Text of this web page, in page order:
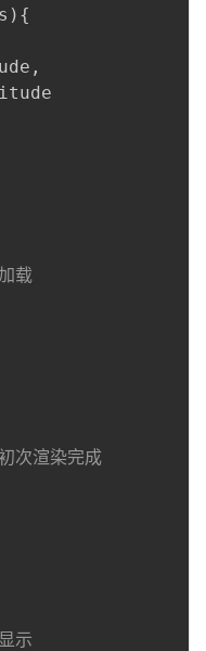
) {
,
载
次渲染完成
示